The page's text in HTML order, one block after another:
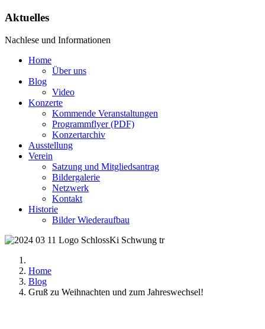
Aktuelles
Nachlese und Informationen
Home
Über uns
Blog
Video
Konzerte
Kommende Veranstaltungen
Programmflyer (PDF)
Konzertarchiv
Ausstellung
Verein
Satzung und Mitgliedsantrag
Bildergalerie
Netzwerk
Kontakt
Historie
Bilder Wiederaufbau
Home
Blog
Gruß zu Weihnachten und zum Jahreswechsel!